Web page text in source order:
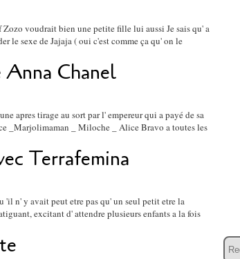
voudrait bien une petite fille lui aussi Je sais qu' a
le sexe de Jajaja ( oui c'est comme ça qu' on le
Anna Chanel
apres tirage au sort par l' empereur qui a payé de sa
_Marjolimaman _ Miloche _ Alice Bravo a toutes les
Terrafemina
'il n' y avait peut etre pas qu' un seul petit etre la
excitant d' attendre plusieurs enfants a la fois